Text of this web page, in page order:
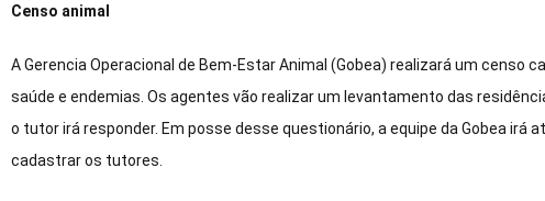
Censo animal
A Gerencia Operacional de Bem-Estar Animal (Gobea) realizará um censo
saúde e endemias. Os agentes vão realizar um levantamento das
o tutor irá responder. Em posse desse questionário, a equipe da Gobea irá
cadastrar os tutores.